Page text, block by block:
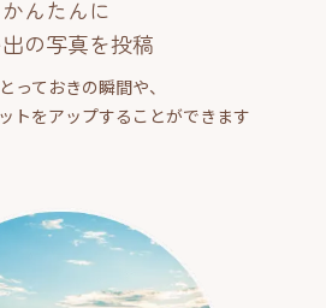
かんたんに
の写真を投稿
っておきの瞬間や、
トをアップすることができます